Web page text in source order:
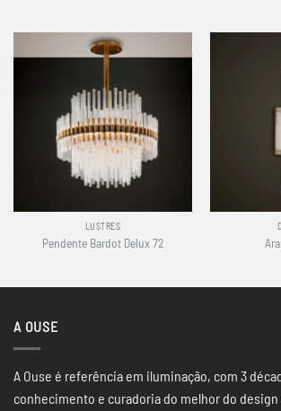
LUSTRES
Pendente Bardot Delux 72
A OUSE
A Ouse é referência em iluminação, com 3
conhecimento e curadoria do melhor do design